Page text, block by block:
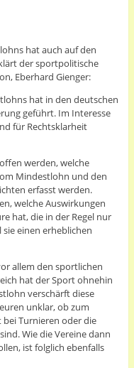
hat auch auf den
der sportpolitische
Eberhard Gienger:
hat in den deutschen
geführt. Im Interesse
für Rechtsklarheit
werden, welche
Mindestlohn und den
erfasst werden.
welche Auswirkungen
hat, die in der Regel nur
einen erheblichen
allem den sportlichen
hat der Sport ohnehin
verschärft diese
unklar, ob zum
bei Turnieren oder die
Wie die Vereine dann
ist folglich ebenfalls